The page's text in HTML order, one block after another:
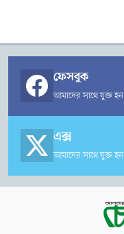
ফেসবুক
আমাদের সাথে যুক্ত হন
এক্স
আমাদের সাথে যুক্ত হন